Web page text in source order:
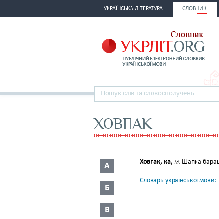
УКРАЇНСЬКА ЛІТЕРАТУРА СЛОВНИК
ХОВПАК
А
Б
В
Ховпак, ка, м. Шапка
Словарь української